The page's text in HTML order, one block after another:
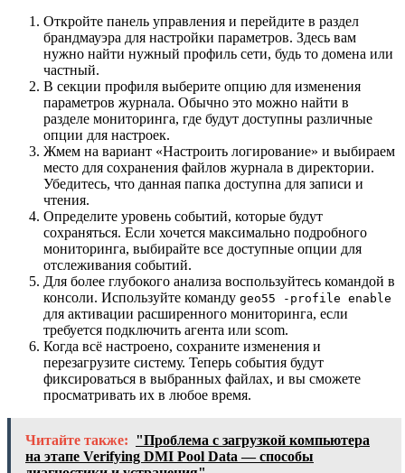
Откройте панель управления и перейдите в раздел
брандмауэра для настройки параметров. Здесь вам
нужно найти нужный профиль сети, будь то домена или
частный.
В секции профиля выберите опцию для изменения
параметров журнала. Обычно это можно найти в
разделе мониторинга, где будут доступны различные
опции для настроек.
Жмем на вариант «Настроить логирование» и выбираем
место для сохранения файлов журнала в директории.
Убедитесь, что данная папка доступна для записи и
чтения.
Определите уровень событий, которые будут
сохраняться. Если хочется максимально подробного
мониторинга, выбирайте все доступные опции для
отслеживания событий.
Для более глубокого анализа воспользуйтесь командой в
консоли. Используйте команду geo55 -profile enable
для активации расширенного мониторинга, если
требуется подключить агента или scom.
Когда всё настроено, сохраните изменения и
перезагрузите систему. Теперь события будут
фиксироваться в выбранных файлах, и вы сможете
просматривать их в любое время.
Читайте также: "Проблема с загрузкой компьютера
на этапе Verifying DMI Pool Data — способы